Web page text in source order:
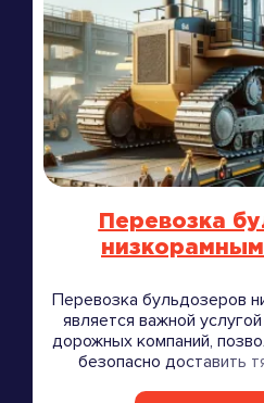
Перевозка
Перевозка бульдозеров
является важной
дорожных компаний,
безопасно доставить